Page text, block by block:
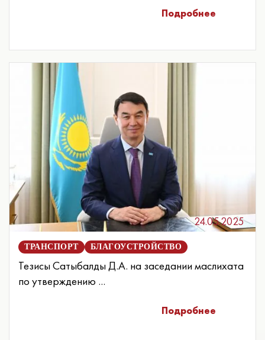
Подробнее
24.05.2025
ТРАНСПОРТ БЛАГОУСТРОЙСТВО
Тезисы Сатыбалды Д.А. на заседании маслихата
по утверждению ...
Подробнее